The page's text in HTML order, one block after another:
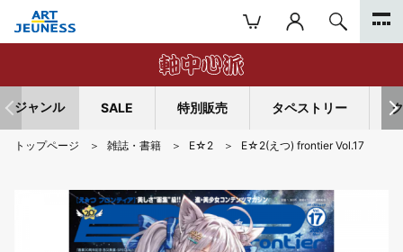
ジャンル SALE 特別販売 タペストリー
トップページ 雑誌・書籍 E☆2 E☆2(えつ) frontier Vol.17